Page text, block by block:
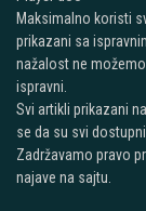
Maksimalno koristi
prikazani sa
nažalost ne
ispravni.
Svi artikli prikazani
se da su svi
Zadržavamo pravo
najave na sajtu.